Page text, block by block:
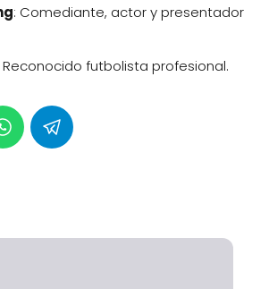
: Comediante, actor y presentador
Reconocido futbolista profesional.